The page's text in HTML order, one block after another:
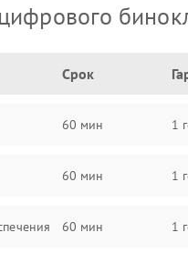
Срок
60 мин 1
60 мин 1
60 мин 1